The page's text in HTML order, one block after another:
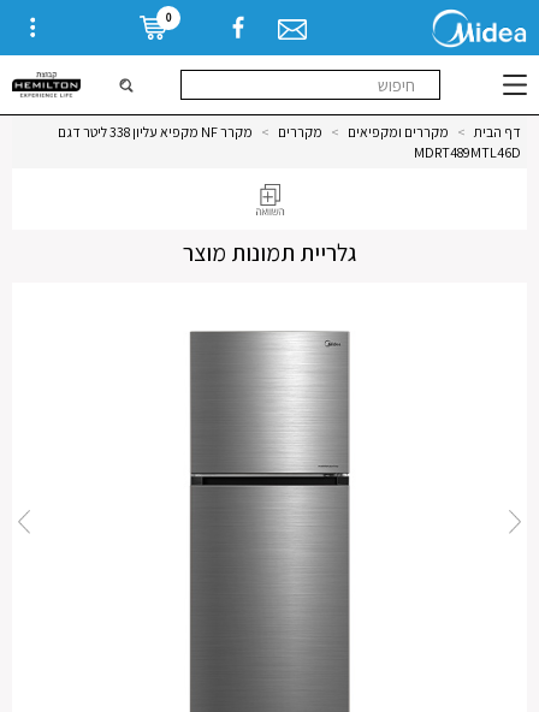
0
דף הבית > מקררים ומקפיאים > מקררים >
מקרר NF מקפיא עליון 338 ליטר דגם
MDRT489MTL46D
גלריית תמונות מוצר